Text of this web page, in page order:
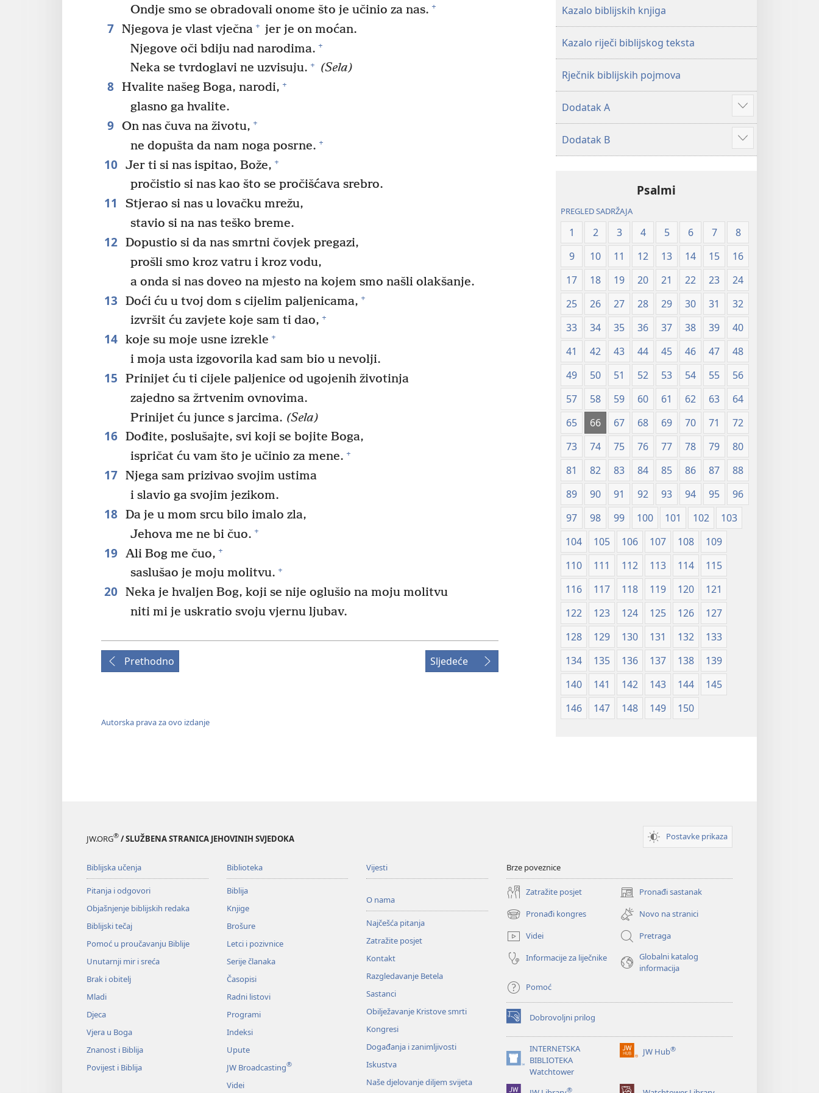
Ondje smo se obradovali onome što je učinio za nas. +
7 Njegova je vlast vječna + jer je on moćan.
Njegove oči bdiju nad narodima. +
Neka se tvrdoglavi ne uzvisuju. + (Sela)
8 Hvalite našeg Boga, narodi, +
glasno ga hvalite.
9 On nas čuva na životu, +
ne dopušta da nam noga posrne. +
10 Jer ti si nas ispitao, Bože, +
pročistio si nas kao što se pročišćava srebro.
11
Stjerao si nas u lovačku mrežu,
stavio si na nas teško breme.
12 Dopustio si da nas smrtni čovjek pregazi,
prošli smo kroz vatru i kroz vodu,
a onda si nas doveo na mjesto na kojem smo našli olakšanje.
13 Doći ću u tvoj dom s cijelim paljenicama, +
izvršit ću zavjete koje sam ti dao, +
14 koje su moje usne izrekle +
i moja usta izgovorila kad sam bio u nevolji.
15
Prinijet ću ti cijele paljenice od ugojenih životinja
zajedno sa žrtvenim ovnovima.
Prinijet ću junce s jarcima. (Sela)
16 Dođite, poslušajte, svi koji se bojite Boga,
ispričat ću vam što je učinio za mene. +
17 Njega sam prizivao svojim ustima
i slavio ga svojim jezikom.
18 Da je u mom srcu bilo imalo zla,
Jehova me ne bi čuo. +
19 Ali Bog me čuo, +
saslušao je moju molitvu. +
20 Neka je hvaljen Bog, koji se nije oglušio na moju molitvu
niti mi je uskratio svoju vjernu ljubav.
Prethodno Sljedeće
Autorska prava za ovo izdanje
Kazalo biblijskih knjiga
Kazalo riječi biblijskog teksta
Rječnik biblijskih pojmova
Dodatak A
Prikaži
više
Dodatak B
Prikaži
više
Psalmi
PREGLED SADRŽAJA
1 2 3 4 5 6 7
8
9
10 11 12 13 14 15
16
17
18 19 20 21 22 23
24
25
26 27 28 29 30 31
32
33
34 35 36 37 38 39
40
41
42 43 44 45 46 47
48
49
50 51 52 53 54 55
56
57
58 59 60 61 62 63
64
65
66 67 68 69 70 71
72
73
74 75 76 77 78 79
80
81
82 83 84 85 86 87
88
89
90 91 92 93 94 95
96
97
98 99 100 101 102
103
104
105 106 107 108
109
110
111 112 113 114
115
116
117 118 119 120
121
122
123 124 125 126
127
128
129 130 131 132
133
134
135 136 137 138
139
140
141 142 143 144
145
146
147 148 149 150
JW.ORG® / SLUŽBENA STRANICA JEHOVINIH SVJEDOKA Postavke prikaza
Biblijska učenja
Pitanja i odgovori
Objašnjenje biblijskih redaka
Biblijski tečaj
Pomoć u proučavanju Biblije
Unutarnji mir i sreća
Brak i obitelj
Mladi
Djeca
Vjera u Boga
Znanost i Biblija
Povijest i Biblija
Biblioteka
Biblija
Knjige
Brošure
Letci i pozivnice
Serije članaka
Časopisi
Radni listovi
Programi
Indeksi
Upute
JW Broadcasting®
Videi
Vijesti
O nama
Najčešća pitanja
Zatražite posjet
Kontakt
Razgledavanje Betela
Sastanci
Obilježavanje Kristove smrti
Kongresi
Događanja i zanimljivosti
Iskustva
Naše djelovanje diljem svijeta
Brze poveznice
Zatražite posjet Pronađi sastanak
(otvara
se
novi
prozor)
Pronađi kongres
(otvara
se
novi
prozor)
Novo na stranici
Videi
Pretraga
Informacije za liječnike
Globalni katalog
informacija
Pomoć
Dobrovoljni prilog
(otvara
se
prozor)
INTERNETSKA
BIBLIOTEKA
Watchtower
(otvara
novi
JW Hub®
(otvara
®